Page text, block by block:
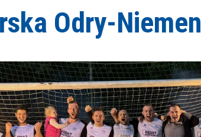
Odry-Niemen